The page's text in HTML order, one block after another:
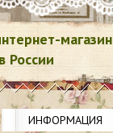
магазин
России
ИНФОРМАЦИЯ